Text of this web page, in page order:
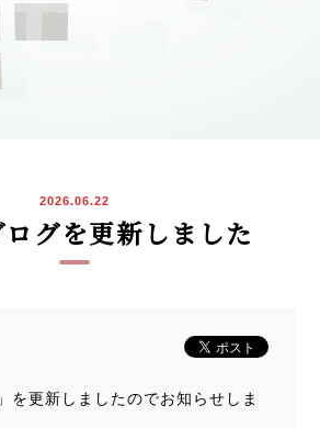
2026.06.22
グを更新しました
を更新しましたのでお知らせしま